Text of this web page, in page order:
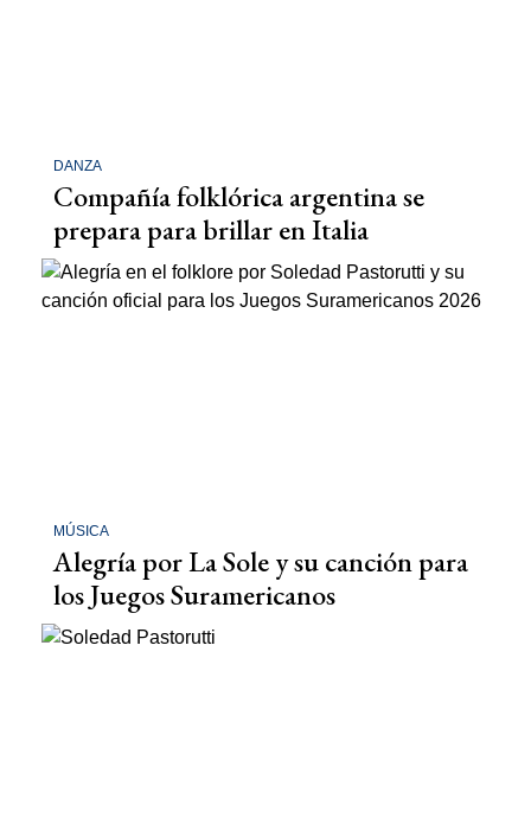
DANZA
Compañía folklórica argentina se
prepara para brillar en Italia
MÚSICA
Alegría por La Sole y su canción para
los Juegos Suramericanos